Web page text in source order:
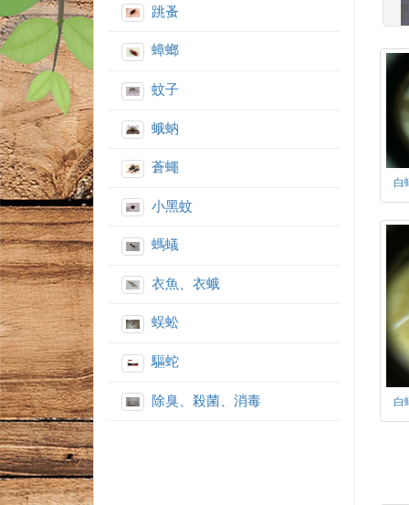
跳蚤
蟑螂
蚊子
蛾蚋
蒼蠅
小黑蚊
螞蟻
衣魚、衣蛾
蜈蚣
驅蛇
除臭、殺菌、消毒
白
白